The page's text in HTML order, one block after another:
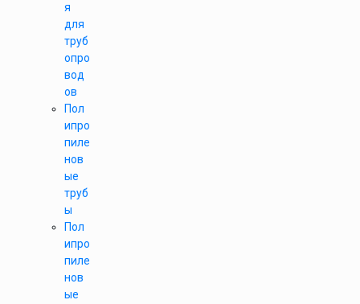
я
для
труб
опро
вод
ов
Пол
ипро
пиле
нов
ые
труб
ы
Пол
ипро
пиле
нов
ые